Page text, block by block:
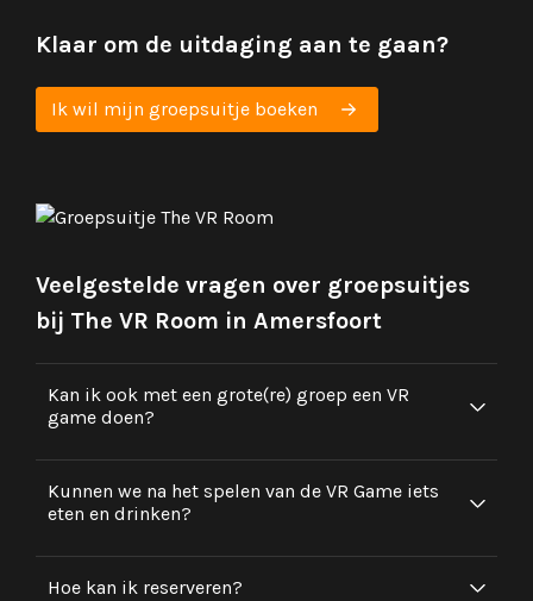
Klaar om de uitdaging aan te gaan?
Ik wil mijn groepsuitje boeken
Veelgestelde vragen over groepsuitjes
bij The VR Room in Amersfoort
Kan ik ook met een grote(re) groep een VR
game doen?
Kunnen we na het spelen van de VR Game iets
eten en drinken?
Hoe kan ik reserveren?